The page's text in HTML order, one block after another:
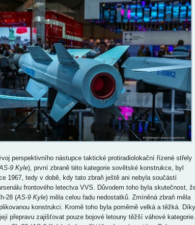
perspektivního nástupce taktické protiradiolokační řízené střely
9 Kyle), první zbraně této kategorie sovětské konstrukce, byl
1967, tedy v době, kdy tato zbraň ještě ani nebyla součástí
frontového letectva VVS. Důvodem toho byla skutečnost,
28 (AS-9 Kyle) měla celou řadu nedostatků. Zmíněná zbraň měla
konstrukci. Kromě toho byla poměrně velká a těžká. Díky
přepravu zajišťovat pouze bojové letouny těžší váhové kategorie.